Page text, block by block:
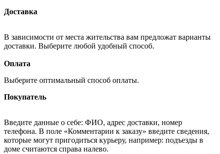
Доставка
В зависимости от места жительства вам предложат варианты
доставки. Выберите любой удобный способ.
Оплата
Выберите оптимальный способ оплаты.
Покупатель
Введите данные о себе: ФИО, адрес доставки, номер
телефона. В поле «Комментарии к заказу» введите сведения,
которые могут пригодиться курьеру, например: подъезды в
доме считаются справа налево.